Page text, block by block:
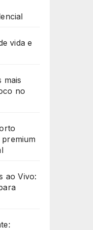
vida e
mais
no
ao Vivo: